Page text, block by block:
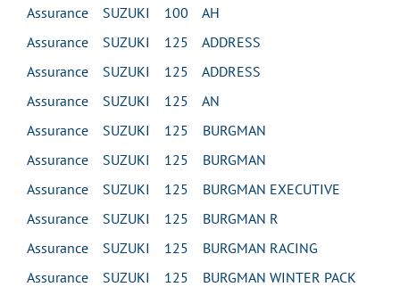
Assurance SUZUKI 100 AH
Assurance SUZUKI 125 ADDRESS
Assurance SUZUKI 125 ADDRESS
Assurance SUZUKI 125 AN
Assurance SUZUKI 125 BURGMAN
Assurance SUZUKI 125 BURGMAN
Assurance SUZUKI 125 BURGMAN EXECUTIVE
Assurance SUZUKI 125 BURGMAN R
Assurance SUZUKI 125 BURGMAN RACING
Assurance SUZUKI 125 BURGMAN WINTER PACK